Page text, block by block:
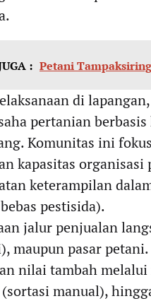
: Petani
di
pertanian
Komunitas ini
kapasitas organisasi
keterampilan
pestisida).
jalur penjualan
maupun pasar petani.
nilai tambah
manual),